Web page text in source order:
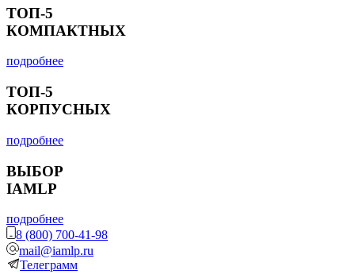
ТОП-5
КОМПАКТНЫХ
подробнее
ТОП-5
КОРПУСНЫХ
подробнее
ВЫБОР
IAMLP
подробнее
8 (800) 700-41-98
mail@iamlp.ru
Телеграмм